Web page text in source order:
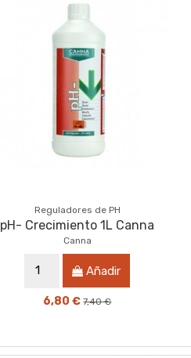
Reguladores de PH
pH- Crecimiento 1L Canna
Canna
Añadir
6,80 €7,40 €